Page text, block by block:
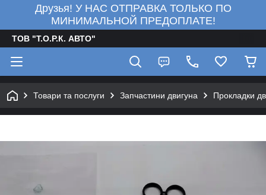
Друзья! У НАС ОТПРАВКА ТОЛЬКО ПО
МИНИМАЛЬНОЙ ПРЕДОПЛАТЕ!
ТОВ "Т.О.Р.К. АВТО"
Товари та послуги Запчастини двигуна Прокладки